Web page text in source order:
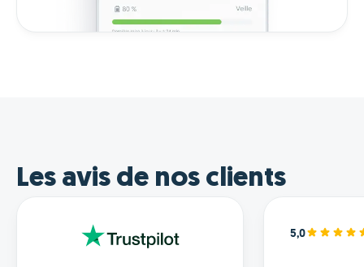
Les avis de nos clients
5,0